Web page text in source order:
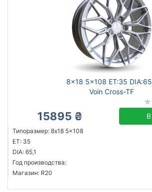
8x18 5x108 ET:35
Voin Cross-TF
15895 ₴
Типоразмер: 8x18 5x108
ET: 35
DIA: 65,1
Год производства:
Магазин: R20